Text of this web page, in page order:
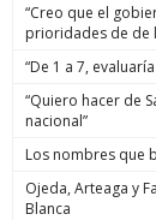
“Creo que el
prioridades de de
“De 1 a 7,
“Quiero hacer de
nacional”
Los nombres que
Ojeda, Arteaga y
Blanca